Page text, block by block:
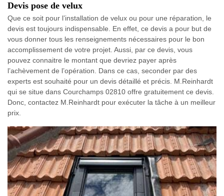
Devis pose de velux
Que ce soit pour l’installation de velux ou pour une réparation, le
devis est toujours indispensable. En effet, ce devis a pour but de
vous donner tous les renseignements nécessaires pour le bon
accomplissement de votre projet. Aussi, par ce devis, vous
pouvez connaitre le montant que devriez payer après
l’achèvement de l’opération. Dans ce cas, seconder par des
experts est souhaité pour un devis détaillé et précis. M.Reinhardt
qui se situe dans Courchamps 02810 offre gratuitement ce devis.
Donc, contactez M.Reinhardt pour exécuter la tâche à un meilleur
prix.